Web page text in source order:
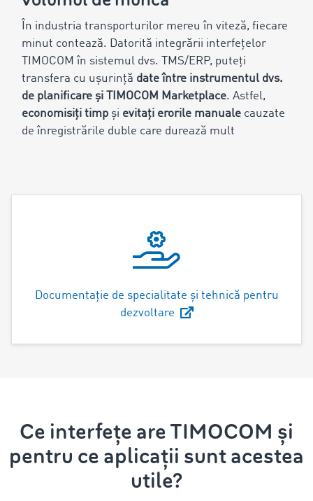
În industria transporturilor mereu în viteză, fiecare
minut contează. Datorită integrării interfețelor
TIMOCOM în sistemul dvs. TMS/ERP, puteți
transfera cu ușurință date între instrumentul dvs.
de planificare și TIMOCOM Marketplace. Astfel,
economisiți timp și evitați erorile manuale cauzate
de înregistrările duble care durează mult
Documentație de specialitate și tehnică pentru
dezvoltare
Ce interfețe are TIMOCOM și
pentru ce aplicații sunt acestea
utile?